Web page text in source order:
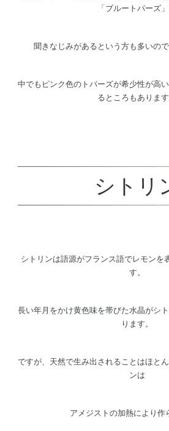
「ブルートパーズ
聞きなじみがあるという方も多いので
中でもピンク色のトパーズが希少性が高
るところもあります
シトリ
シトリンは語源がフランス語でレモン
す。
長い年月をかけ黄色味を帯びた水晶がシ
ります。
ですが、天然で生み出されることはほと
ンは
アメジストの加熱により作